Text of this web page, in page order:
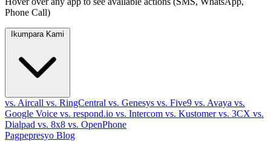
Phone Call)
vs. Aircall vs. RingCentral vs. Genesys vs. Five9 vs. Avaya vs.
Google Voice vs. respond.io vs. Intercom vs. Kustomervs. 3CX vs.
Dialpad vs. 8x8 vs. OpenPhone
Pagpepresyo Blog